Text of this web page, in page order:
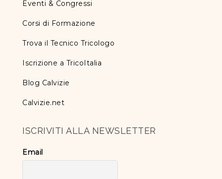
Eventi & Congressi
Corsi di Formazione
Trova il Tecnico Tricologo
Iscrizione a TricoItalia
Blog Calvizie
Calvizie.net
ISCRIVITI ALLA NEWSLETTER
Email